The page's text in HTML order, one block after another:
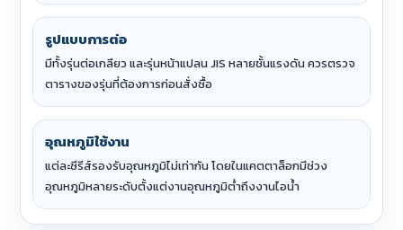
รูปแบบการต่อ
มีทั้งรุ่นต่อเกลียว และรุ่นหน้าแปลน JIS หลายชั้นแรงดัน ควรตรวจ
ตารางของรุ่นที่ต้องการก่อนสั่งซื้อ
อุณหภูมิใช้งาน
แต่ละซีรีส์รองรับอุณหภูมิไม่เท่ากัน โดยในแคตตาล็อกมีช่วง
อุณหภูมิหลายระดับตั้งแต่งานอุณหภูมิต่ำถึงงานไอน้ำ